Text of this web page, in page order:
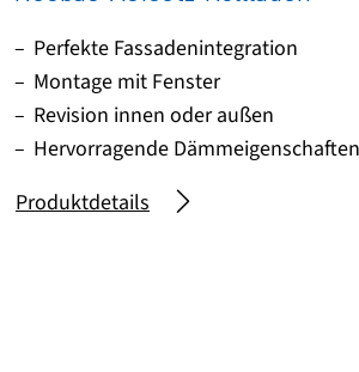
Perfekte Fassadenintegration
Montage mit Fenster
Revision innen oder außen
Hervorragende Dämmeigenschaften
Produktdetails